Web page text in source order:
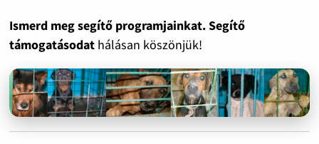
Ismerd meg segítő programjainkat. Segítő
támogatásodat hálásan köszönjük!